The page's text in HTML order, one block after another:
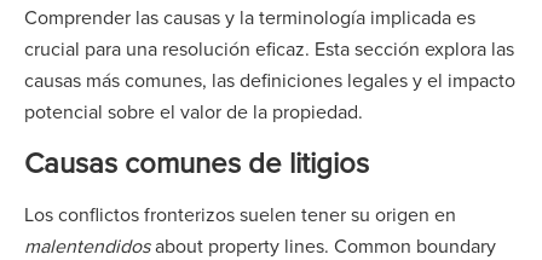
Comprender las causas y la terminología implicada es
crucial para una resolución eficaz. Esta sección explora las
causas más comunes, las definiciones legales y el impacto
potencial sobre el valor de la propiedad.
Causas comunes de litigios
Los conflictos fronterizos suelen tener su origen en
malentendidosabout property lines. Common boundary